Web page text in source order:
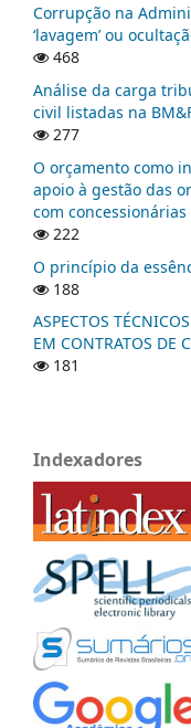
Corrupção na
‘lavagem’ ou
468
Análise da carga
civil listadas na
277
O orçamento como
apoio à gestão das
com
222
O princípio da
188
ASPECTOS
EM CONTRATOS DE
181
Indexadores